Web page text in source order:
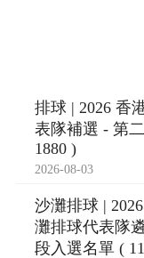
排球 | 2026 香
表隊補選 - 第
1880 )
2026-08-03
沙灘排球 |
灘排球代表隊
段入選名單 (